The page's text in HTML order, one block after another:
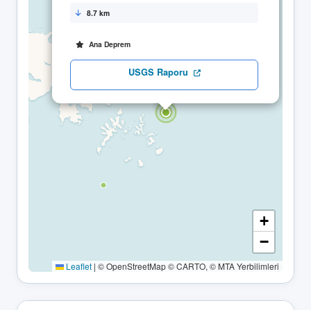
8.7 km
Ana Deprem
USGS Raporu
+
−
Leaflet | © OpenStreetMap © CARTO, © MTA Yerbilimleri